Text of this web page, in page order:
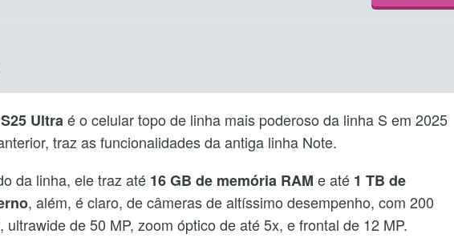
Ultraé o celular topo de linha mais poderoso da linha S em 2025
traz as funcionalidades da antiga linha Note.
da linha, ele traz até 16 GB de memória RAM e até 1 TB de
, além, é claro, de câmeras de altíssimo desempenho, com 200
ultrawide de 50 MP, zoom óptico de até 5x, e frontal de 12 MP.